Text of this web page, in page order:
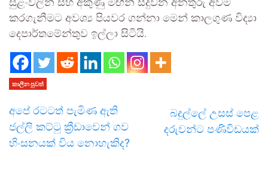
සුළංවලින් සහ අකුණු මඟින් සිදුවන අනතුරු අවම
කරගැනීමට අවශ්‍ය පියවර ගන්නා මෙන් කාලගුණ විද්‍යා
දෙපාර්තමේන්තුව ඉල්ලා සිටියි.
කාලීන පුවත්
අපේ රටටත් පැමිණ ඇති
ජල්ලි කට්ටු ක්‍රීඩාවෙන් ගව
හිංසනයක් විය නොහැකිද?
බදුල්ලේ උසස් පෙළ
දරුවන්ට පණිවිඩයක්